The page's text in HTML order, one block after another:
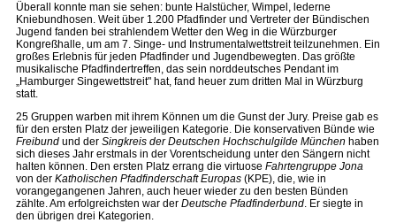
Überall konnte man sie sehen: bunte Halstücher, Wimpel, lederne
Kniebundhosen. Weit über 1.200 Pfadfinder und Vertreter der Bündischen
Jugend fanden bei strahlendem Wetter den Weg in die Würzburger
Kongreßhalle, um am 7. Singe- und Instrumentalwettstreit teilzunehmen. Ein
großes Erlebnis für jeden Pfadfinder und Jugendbewegten. Das größte
musikalische Pfadfindertreffen, das sein norddeutsches Pendant im
„Hamburger Singewettstreit" hat, fand heuer zum dritten Mal in Würzburg
statt.
25 Gruppen warben mit ihrem Können um die Gunst der Jury. Preise gab es
für den ersten Platz der jeweiligen Kategorie. Die konservativen Bünde wie
Freibund und der Singkreis der Deutschen Hochschulgilde München haben
sich dieses Jahr erstmals in der Vorentscheidung unter den Sängern nicht
halten können. Den ersten Platz errang die virtuose Fahrtengruppe Jona
von der Katholischen Pfadfinderschaft Europas (KPE), die, wie in
vorangegangenen Jahren, auch heuer wieder zu den besten Bünden
zählte. Am erfolgreichsten war der Deutsche Pfadfinderbund. Er siegte in
den übrigen drei Kategorien.